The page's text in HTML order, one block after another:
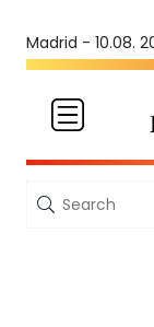
Madrid - 10.08.